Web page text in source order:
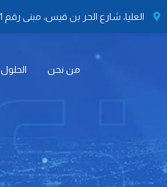
العليا، شارع الحر بن قيس، مبنى رقم 41 الطابق الثاني مكتب رقم 9، الرياض
من نحن الحلول